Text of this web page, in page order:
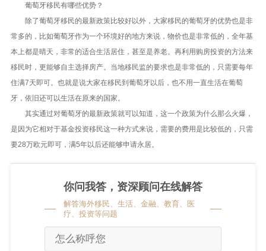
葡萄牙移民有哪些优势？
除了葡萄牙移民的最新政策比较好以外，大家移民的葡萄牙的优势也是非
常多的，比如葡萄牙作为一个环境好的地方来说，物价也是非常低的，全年基
本上都是晴天，非常的适合生活居住，甚至是养老。再利用购房投资的方法来
移民时，更能够自主选择房产。当地移民监的要求也是非常低的，只需要每年
住满7天即可。也就是说大家在移民到葡萄牙以后，也不用一直生活在葡萄
牙，依旧还可以生活在原来的国家。
其实通过对葡萄牙的最新政策就可以知道，这一个政策为什么那么火爆，
是因为它相对于基金投资移民这一种方式来说，需要的费用是比较低的，只需
要28万欧元即可，满5年以后还能够申请永居。
你问我答，资深顾问在线解答
解答海外移民、生活、金融、教育、医
疗、投资等问题